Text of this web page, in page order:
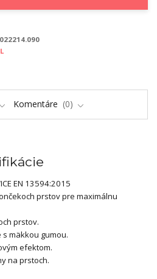
Komentáre 0
EN 13594:2015
prstov pre maximálnu
prstov.
mäkkou gumou.
efektom.
na prstoch.